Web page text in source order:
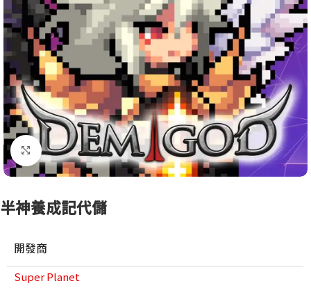
點擊放大
半神養成記代儲
開發商
Super Planet